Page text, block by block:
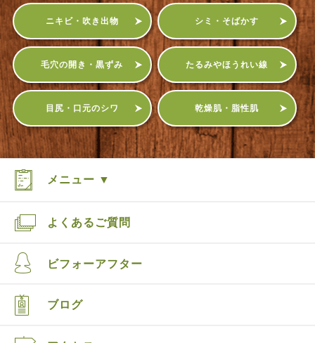
ニキビ・吹き出物 シミ・そばかす
毛穴の開き・黒ずみ たるみやほうれい線
目尻・口元のシワ 乾燥肌・脂性肌
メニュー ▼
よくあるご質問
ビフォーアフター
ブログ